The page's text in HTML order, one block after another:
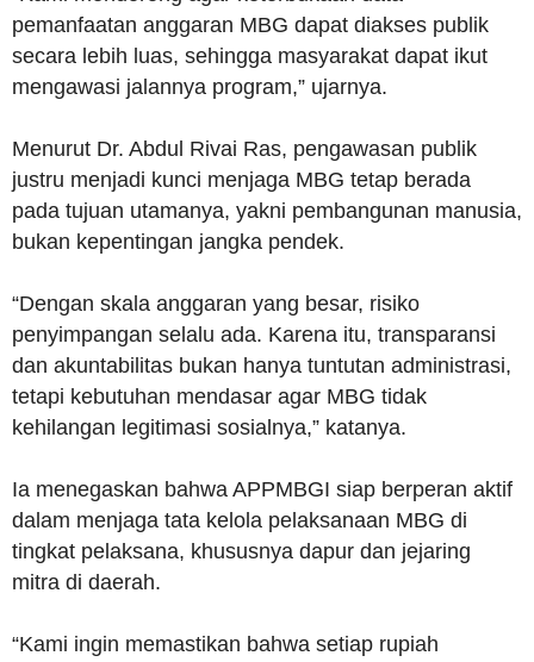
pemanfaatan anggaran MBG dapat diakses publik
secara lebih luas, sehingga masyarakat dapat ikut
mengawasi jalannya program,” ujarnya.
Menurut Dr. Abdul Rivai Ras, pengawasan publik
justru menjadi kunci menjaga MBG tetap berada
pada tujuan utamanya, yakni pembangunan manusia,
bukan kepentingan jangka pendek.
“Dengan skala anggaran yang besar, risiko
penyimpangan selalu ada. Karena itu, transparansi
dan akuntabilitas bukan hanya tuntutan administrasi,
tetapi kebutuhan mendasar agar MBG tidak
kehilangan legitimasi sosialnya,” katanya.
Ia menegaskan bahwa APPMBGI siap berperan aktif
dalam menjaga tata kelola pelaksanaan MBG di
tingkat pelaksana, khususnya dapur dan jejaring
mitra di daerah.
“Kami ingin memastikan bahwa setiap rupiah